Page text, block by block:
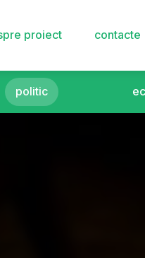
proiect contacte
politic